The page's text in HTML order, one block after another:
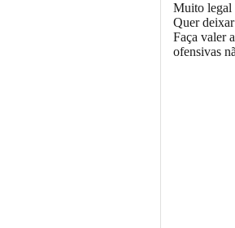
Muito legal
Quer
Faça valer
ofensivas